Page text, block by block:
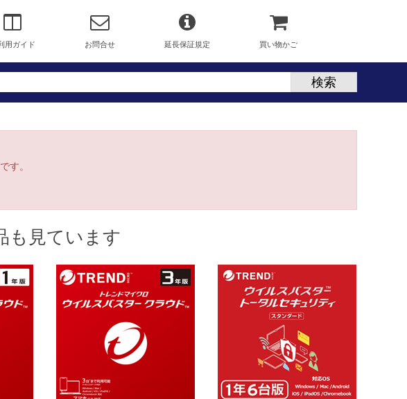
用ガイド お問合せ 延長保証規定 買い物かご
す。
も見ています